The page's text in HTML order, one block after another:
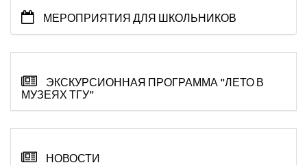
МЕРОПРИЯТИЯ ДЛЯ ШКОЛЬНИКОВ
ЭКСКУРСИОННАЯ ПРОГРАММА "ЛЕТО В
МУЗЕЯХ ТГУ"
НОВОСТИ